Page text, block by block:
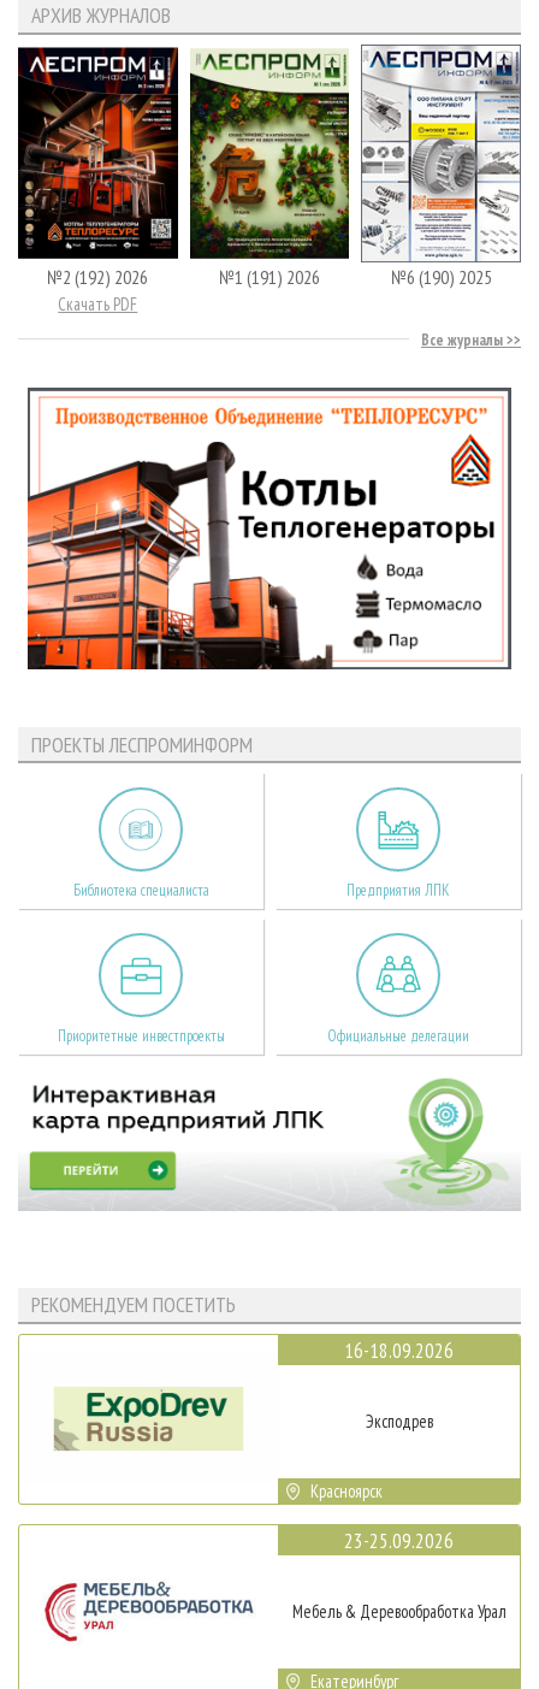
АРХИВ ЖУРНАЛОВ
№2 (192) 2026
Скачать PDF
№1 (191) 2026 №6 (190) 2025
Все журналы
ПРОЕКТЫ ЛЕСПРОМИНФОРМ
Библиотека специалиста Предприятия ЛПК
Приоритетные инвестпроекты Официальные делегации
РЕКОМЕНДУЕМ ПОСЕТИТЬ
16-18.09.2026
Эксподрев
Красноярск
23-25.09.2026
Мебель & Деревообработка Урал
Екатеринбург